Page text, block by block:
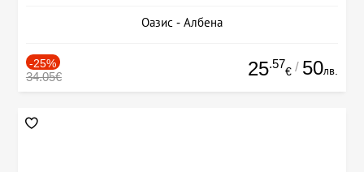
Оазис - Албена
-25%
34.05€ 25.57
€ / 50лв.